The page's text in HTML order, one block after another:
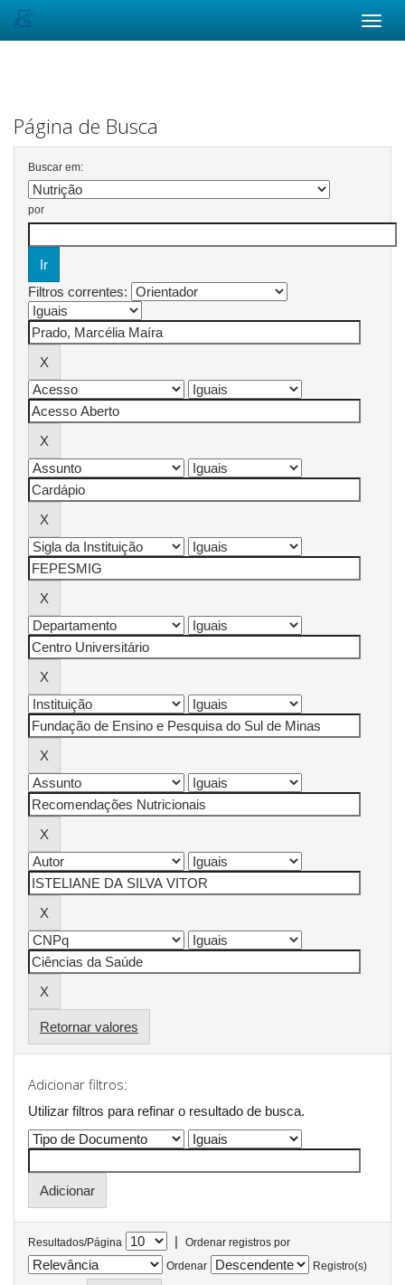
Página de Busca
Buscar em:
por
Filtros correntes:
Retornar valores
Adicionar filtros:
Utilizar filtros para refinar o resultado de busca.
Resultados/Página |
Ordenar registros por
Ordenar
Registro(s)